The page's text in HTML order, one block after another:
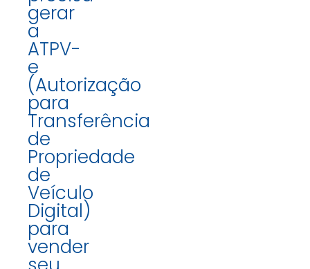
gerar
a
ATPV-
e
(Autorização
para
Transferência
de
Propriedade
de
Veículo
Digital)
para
vender